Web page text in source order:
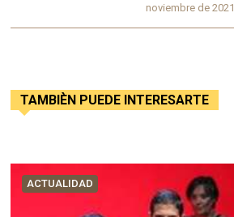
noviembre de 2021
TAMBIÈN PUEDE INTERESARTE
ACTUALIDAD